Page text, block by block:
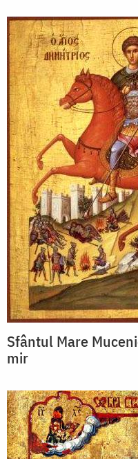
Sfântul Mare
mir